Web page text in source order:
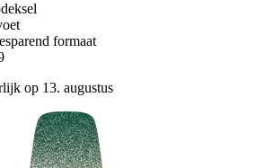
formaat
op 13. augustus